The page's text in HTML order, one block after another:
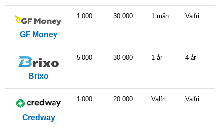
GF Money
1 000 30 000 1 mån Valfri
Brixo
5 000 30 000 1 år 4 år
Credway
1 000 20 000 Valfri Valfri